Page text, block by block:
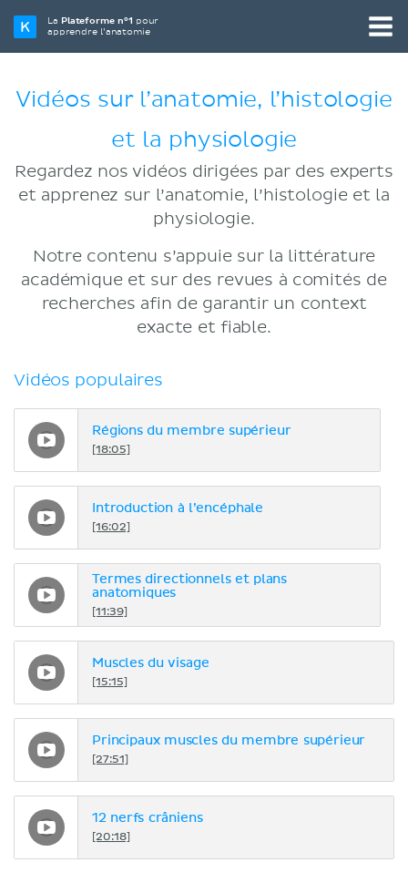
La Plateforme n°1 pour
apprendre l’anatomie
Vidéos sur l’anatomie, l’histologie
et la physiologie
Regardez nos vidéos dirigées par des experts
et apprenez sur l’anatomie, l’histologie et la
physiologie.
Notre contenu s’appuie sur la littérature
académique et sur des revues à comités de
recherches afin de garantir un context
exacte et fiable.
Vidéos populaires
Régions du membre supérieur
[18:05]
Introduction à l’encéphale
[16:02]
Termes directionnels et plans
anatomiques
[11:39]
Muscles du visage
[15:15]
Principaux muscles du membre supérieur
[27:51]
12 nerfs crâniens
[20:18]